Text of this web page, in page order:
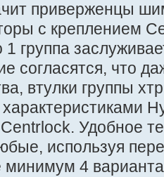
приверженцы
с креплением
группа
согласятся, что
втулки группы
Удобное
используя
минимум 4